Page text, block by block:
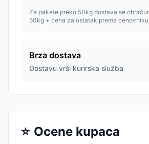
Za pakete preko 50kg dostava se
50kg + cena za ostatak prema cenovniku
Brza dostava
Dostavu vrši kurirska služba
⭐ Ocene kupaca